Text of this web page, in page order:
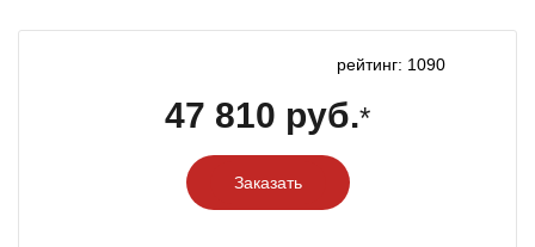
рейтинг: 1090
47 810 руб.*
Заказать